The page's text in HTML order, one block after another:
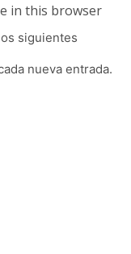
in this browser
siguientes
nueva entrada.